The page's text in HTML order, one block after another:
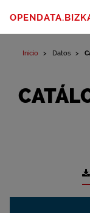
Inicio Datos